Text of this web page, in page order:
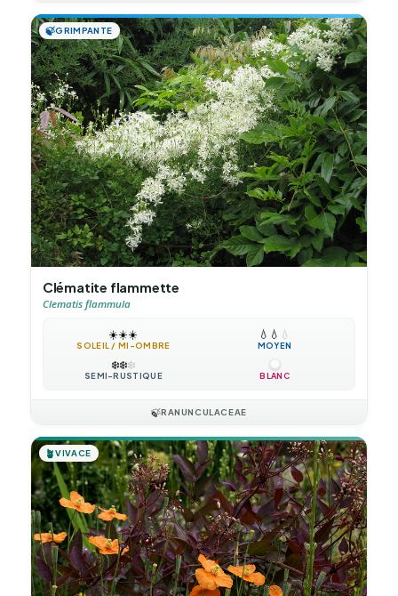
🍃GRIMPANTE
Clématite flammette
Clematis flammula
☀️☀️☀️
SOLEIL / MI-OMBRE
💧 💧 💧
MOYEN
❄️❄️❄️
SEMI-RUSTIQUE BLANC
🍃RANUNCULACEAE
🪴VIVACE